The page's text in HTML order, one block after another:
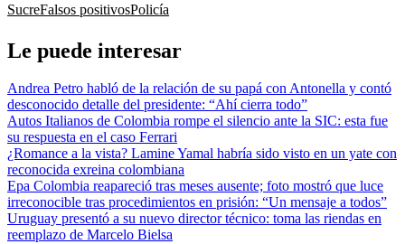
SucreFalsos positivosPolicía
Le puede interesar
Andrea Petro habló de la relación de su papá con Antonella y contó
desconocido detalle del presidente: “Ahí cierra todo”
Autos Italianos de Colombia rompe el silencio ante la SIC: esta fue
su respuesta en el caso Ferrari
¿Romance a la vista? Lamine Yamal habría sido visto en un yate con
reconocida exreina colombiana
Epa Colombia reapareció tras meses ausente; foto mostró que luce
irreconocible tras procedimientos en prisión: “Un mensaje a todos”
Uruguay presentó a su nuevo director técnico: toma las riendas en
reemplazo de Marcelo Bielsa